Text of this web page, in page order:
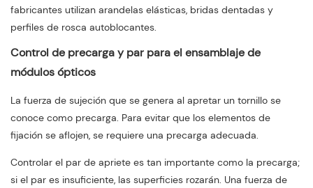
fabricantes utilizan arandelas elásticas, bridas dentadas y
perfiles de rosca autoblocantes.
Control de precarga y par para el ensamblaje de
módulos ópticos
La fuerza de sujeción que se genera al apretar un tornillo se
conoce como precarga. Para evitar que los elementos de
fijación se aflojen, se requiere una precarga adecuada.
Controlar el par de apriete es tan importante como la precarga;
si el par es insuficiente, las superficies rozarán. Una fuerza de